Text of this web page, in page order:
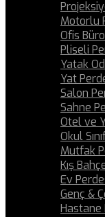
Motorlu
Ofis
Pliseli
Yatak
Yat
Salon
Sahne
Otel ve
Okul
Mutfak
Kış
Ev
Genç &
Hastane